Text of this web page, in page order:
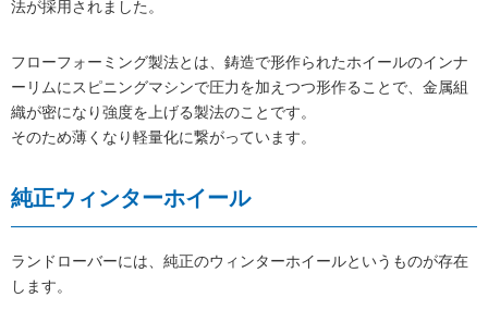
法が採用されました。
フローフォーミング製法とは、鋳造で形作られたホイールのインナ
ーリムにスピニングマシンで圧力を加えつつ形作ることで、金属組
織が密になり強度を上げる製法のことです。
そのため薄くなり軽量化に繋がっています。
純正ウィンターホイール
ランドローバーには、純正のウィンターホイールというものが存在
します。